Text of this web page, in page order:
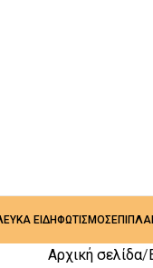
ΕΙΔΗΦΩΤΙΣΜΟΣ ΕΠΙΠΛΑ
Αρχική σελίδα